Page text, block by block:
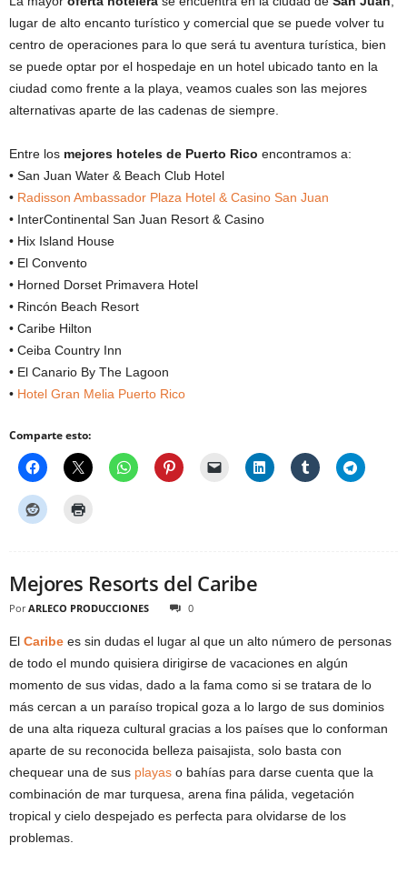
lugar de alto encanto turístico y comercial que se puede volver tu
centro de operaciones para lo que será tu aventura turística, bien
se puede optar por el hospedaje en un hotel ubicado tanto en la
ciudad como frente a la playa, veamos cuales son las mejores
alternativas aparte de las cadenas de siempre.
Entre los mejores hoteles de Puerto Rico encontramos a:
• San Juan Water & Beach Club Hotel
• Radisson Ambassador Plaza Hotel & Casino San Juan
• InterContinental San Juan Resort & Casino
• Hix Island House
• El Convento
• Horned Dorset Primavera Hotel
• Rincón Beach Resort
• Caribe Hilton
• Ceiba Country Inn
• El Canario By The Lagoon
• Hotel Gran Melia Puerto Rico
Comparte esto:
Mejores Resorts del Caribe
Por ARLECO PRODUCCIONES 0
El Caribe es sin dudas el lugar al que un alto número de personas
de todo el mundo quisiera dirigirse de vacaciones en algún
momento de sus vidas, dado a la fama como si se tratara de lo
más cercan a un paraíso tropical goza a lo largo de sus dominios
de una alta riqueza cultural gracias a los países que lo conforman
aparte de su reconocida belleza paisajista, solo basta con
chequear una de sus playas o bahías para darse cuenta que la
combinación de mar turquesa, arena fina pálida, vegetación
tropical y cielo despejado es perfecta para olvidarse de los
problemas.